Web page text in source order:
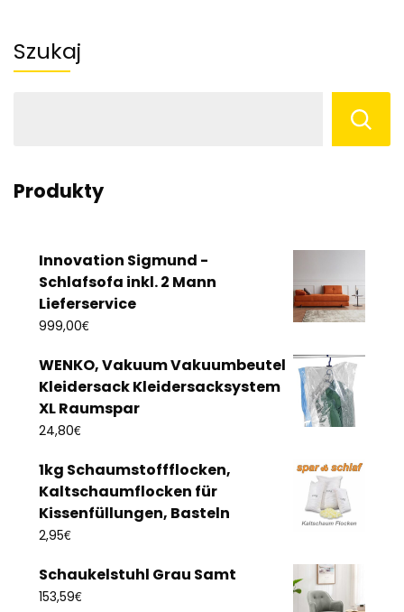
Szukaj
Produkty
Innovation Sigmund -
Schlafsofa inkl. 2 Mann
Lieferservice
999,00€
WENKO, Vakuum Vakuumbeutel
Kleidersack Kleidersacksystem
XL Raumspar
24,80€
1kg Schaumstoffflocken,
Kaltschaumflocken für
Kissenfüllungen, Basteln
2,95€
Schaukelstuhl Grau Samt
153,59€